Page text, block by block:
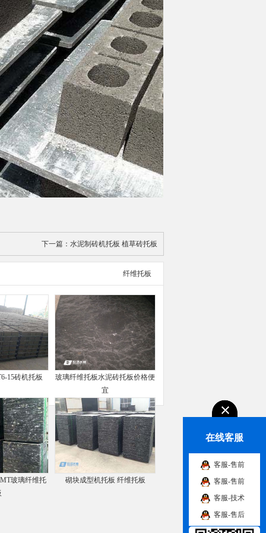
下一篇： 水泥制砖机托板 植草砖托板
纤维托板
15砖机托板
玻璃纤维托板水泥砖托板价格便
宜
玻璃纤维托
砌块成型机托板 纤维托板
在线客服
客服-售前
客服-售前
客服-技术
客服-售后